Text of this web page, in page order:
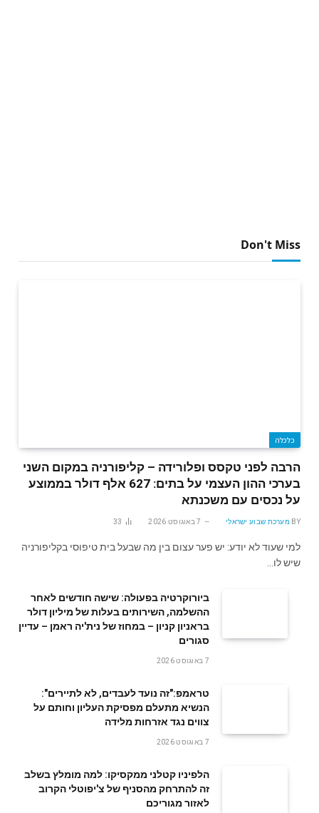
Don't Miss
כלכלה
הרבה לפני טקסס ופלורידה – קליפורניה במקום השני
בערכי ההון העצמי על בתים: 627 אלף דולר בממוצע
על נכסים עם משכנתא
BY מערכת שבוע ישראלי 7 באוגוסט 2026 33
למי שעוד לא יודע: יש פער עצום בין מה שבעל בית טיפוסי בקליפורניה
שיש לו…
ביורוקרטיה בפעולה: שישה חודשים לאחר
ההשלמה, השירותים בעלות של מיליון דולר
בראניון קניון – במחוז של נית'יה ראמן – עדיין
סגורים
7 באוגוסט 2026
טראמפ:"זה נועד לעבדים, לא לתיירים":
הנשיא מתעלם מפסיקת העליון וחותם על
צווים נגד אזרחות מלידה
7 באוגוסט 2026
הלפיניו קטלני ממקסיקו: למה מומלץ בשלב
זה להתרחק מהסניף של צ'יפוטלי הקרוב
לאזור מגוריכם